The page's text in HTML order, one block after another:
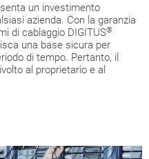
un investimento
azienda. Con la garanzia
di cablaggio DIGITUS®
una base sicura per
di tempo. Pertanto, il
al proprietario e al